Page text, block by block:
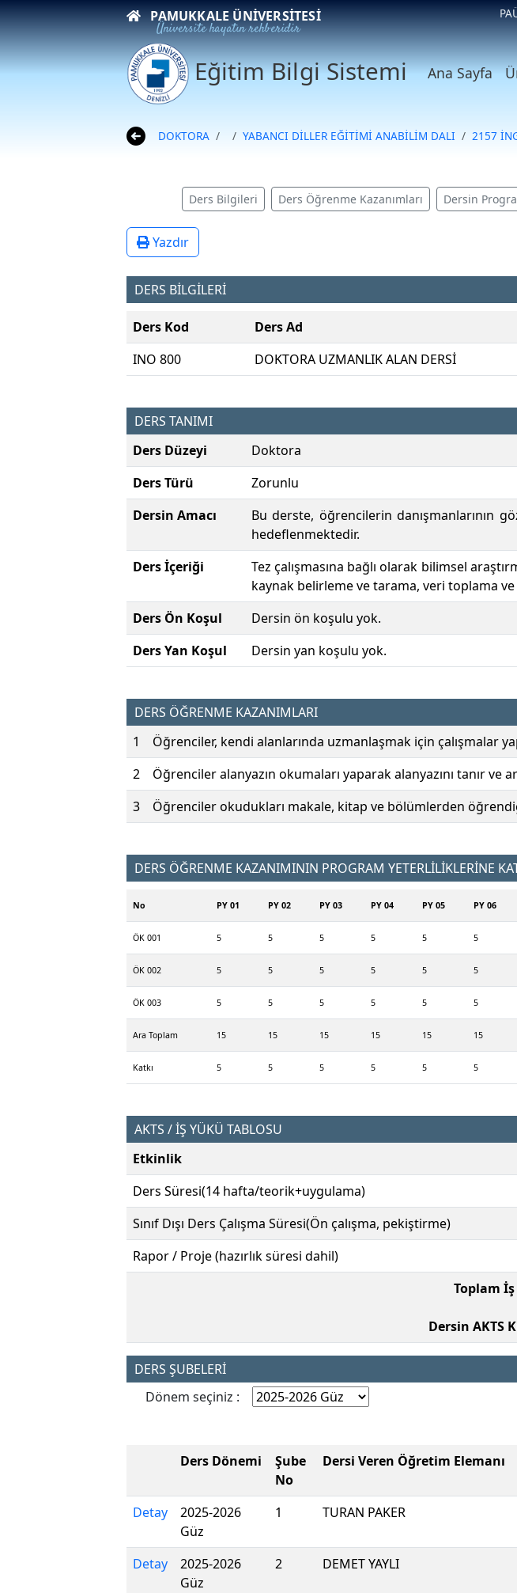
PAMUKKALE ÜNIVERSITESI
Üniversite hayatın rehberidir
Eğitim Bilgi Sistemi Ana Sayfa
DOKTORA YABANCI DİLLER EĞİTİMİ ANABİLİM DALI 2157
Ders Bilgileri Ders Öğrenme Kazanımları Dersin
Yazdır
DERS BİLGİLERİ
Ders Kod Ders Ad
INO 800
DOKTORA UZMANLIK ALAN DERSİ
DERS TANIMI
Ders Düzeyi
Doktora
Ders Türü
Zorunlu
Dersin Amacı
Bu derste, öğrencilerin danışmanlarının
hedeflenmektedir.
Ders İçeriği
Tez çalışmasına bağlı olarak bilimsel
kaynak belirleme ve tarama, veri toplama
Ders Ön Koşul
Dersin ön koşulu yok.
Ders Yan Koşul
Dersin yan koşulu yok.
DERS ÖĞRENME KAZANIMLARI
1
Öğrenciler, kendi alanlarında uzmanlaşmak için çalışmalar
2
Öğrenciler alanyazın okumaları yaparak alanyazını tanır ve
3
Öğrenciler okudukları makale, kitap ve bölümlerden
DERS ÖĞRENME KAZANIMININ PROGRAM YETERLİLİKLERİNE
No PY 01 PY 02 PY 03 PY 04 PY 05 PY 06
ÖK 001 5 5 5 5 5 5
ÖK 002 5 5 5 5 5 5
ÖK 003 5 5 5 5 5 5
Ara Toplam 15 15 15 15 15 15
Katkı 5 5 5 5 5 5
AKTS / İŞ YÜKÜ TABLOSU
Etkinlik
Ders Süresi(14 hafta/teorik+uygulama)
Sınıf Dışı Ders Çalışma Süresi(Ön çalışma, pekiştirme)
Rapor / Proje (hazırlık süresi dahil)
Toplam
Dersin AKTS
DERS ŞUBELERİ
Dönem seçiniz :
Ders Dönemi
Şube
No
Dersi Veren Öğretim Elemanı
Detay
2025-2026
Güz
1 TURAN PAKER
Detay
2025-2026
Güz
2 DEMET YAYLI